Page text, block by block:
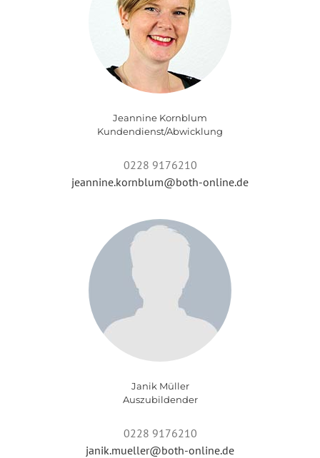
Jeannine Kornblum
Kundendienst/Abwicklung
0228 9176210
jeannine.kornblum@both-online.de
Janik Müller
Auszubildender
0228 9176210
janik.mueller@both-online.de